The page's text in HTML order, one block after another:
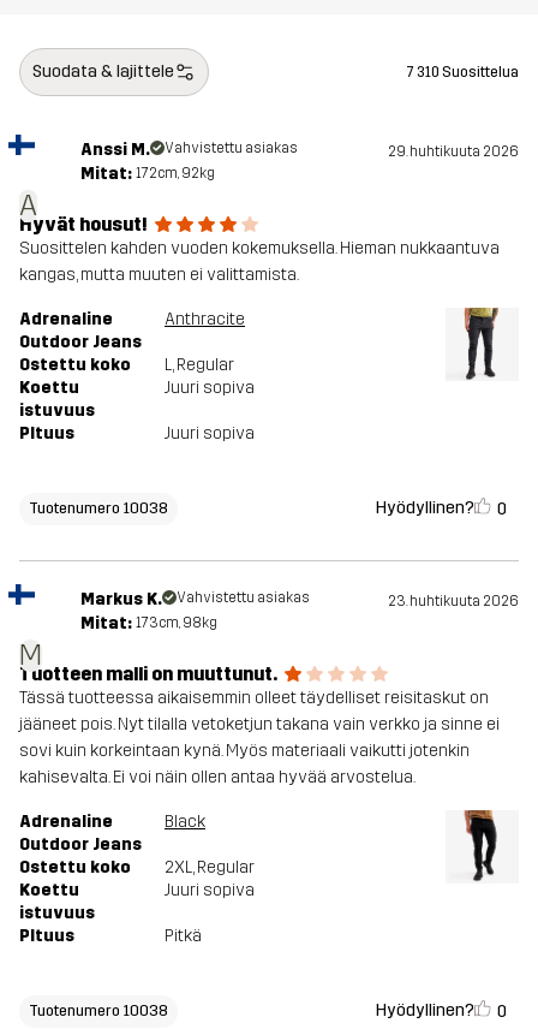
Suodata & lajittele 7 310 Suosittelua
A
Anssi M. Vahvistettu asiakas 29. huhtikuuta 2026
Mitat: 172cm, 92kg
Hyvät housut!
Suosittelen kahden vuoden kokemuksella. Hieman nukkaantuva
kangas, mutta muuten ei valittamista.
Adrenaline
Outdoor Jeans
Anthracite
Ostettu koko L, Regular
Koettu
istuvuus
Juuri sopiva
PItuus Juuri sopiva
Tuotenumero 10038 Hyödyllinen? 0
M
Markus K. Vahvistettu asiakas 23. huhtikuuta 2026
Mitat: 173cm, 98kg
Tuotteen malli on muuttunut.
Tässä tuotteessa aikaisemmin olleet täydelliset reisitaskut on
jääneet pois. Nyt tilalla vetoketjun takana vain verkko ja sinne ei
sovi kuin korkeintaan kynä. Myös materiaali vaikutti jotenkin
kahisevalta. Ei voi näin ollen antaa hyvää arvostelua.
Adrenaline
Outdoor Jeans
Black
Ostettu koko 2XL, Regular
Koettu
istuvuus
Juuri sopiva
PItuus Pitkä
Tuotenumero 10038 Hyödyllinen? 0